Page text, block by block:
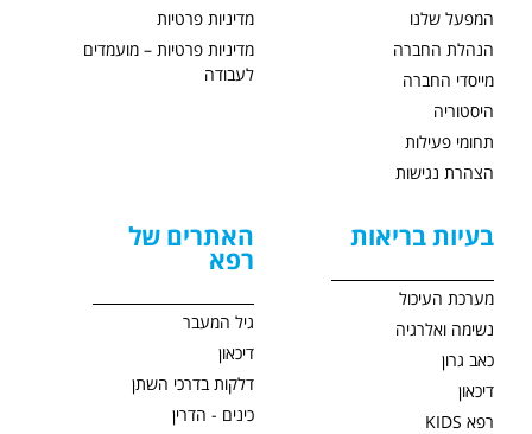
המפעל שלנו
הנהלת החברה
מייסדי החברה
היסטוריה
תחומי פעילות
הצהרת נגישות
מדיניות פרטיות
מדיניות פרטיות – מועמדים
לעבודה
בעיות בריאות
מערכת העיכול
נשימה ואלרגיה
כאב גרון
דיכאון
רפא KIDS
האתרים של
רפא
גיל המעבר
דיכאון
דלקות בדרכי השתן
כינים - הדרין